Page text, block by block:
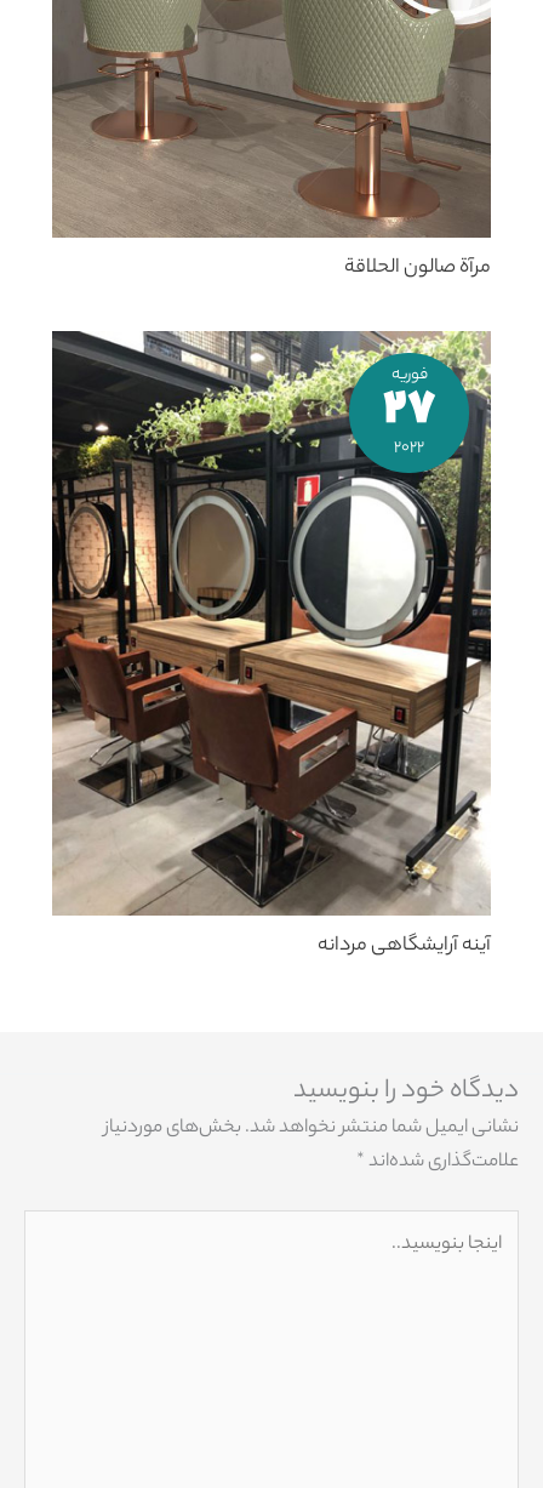
مرآة صالون الحلاقة
فوریه
27
2022
آینه آرایشگاهی مردانه
دیدگاه‌ خود را بنویسید
نشانی ایمیل شما منتشر نخواهد شد.بخش‌های موردنیاز
علامت‌گذاری شده‌اند*
اینجا
بنویسید..